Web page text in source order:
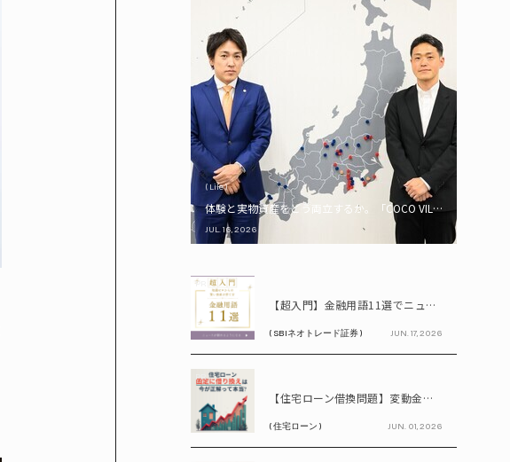
( Life )
体験と実物資産をどう両立するか。「COCO VILLA Owners」
JUL. 16, 2026
PR
【超入門】金融用語11選でニュースが読める！ 知識ゼロからの賢い資産の育て方
( SBIネオトレード証券 ) JUN. 17, 2026
PR
【住宅ローン借換問題】変動金利が上昇中!! 固定に借り換えるなら今が正解って本当? シミュレーションで比較してみよう
( 住宅ローン ) JUN. 01, 2026